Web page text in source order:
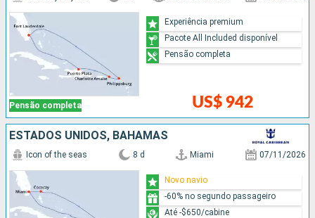
Pensão completa US$ 942
Experiência premium
Pacote All Included disponível
Pensão completa
ESTADOS UNIDOS, BAHAMAS
Icon of the seas 8 d Miami 07/11/2026
Novo navio
-60% no segundo passageiro
Até -$650/cabine